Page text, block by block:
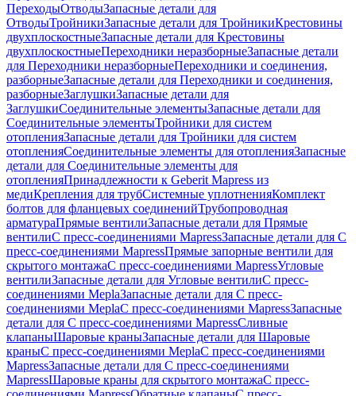
ПереходыОтводыЗапасные детали для
ОтводыТройникиЗапасные детали для ТройникиКрестовины
двухплоскостныеЗапасные детали для Крестовины
двухплоскостныеПереходники неразборныеЗапасные детали
для Переходники неразборныеПереходники и соединения,
разборныеЗапасные детали для Переходники и соединения,
разборныеЗаглушкиЗапасные детали для
ЗаглушкиСоединительные элементыЗапасные детали для
Соединительные элементыТройники для систем
отопленияЗапасные детали для Тройники для систем
отопленияСоединительные элементы для отопленияЗапасные
детали для Соединительные элементы для
отопленияПринадлежности к Geberit Mapress из
медиКрепления для трубСистемные уплотненияКомплект
болтов для фланцевых соединенийТрубопроводная
арматураПрямые вентилиЗапасные детали для Прямые
вентилиС пресс-соединениями MapressЗапасные детали для С
пресс-соединениями MapressПрямые запорные вентили для
скрытого монтажаС пресс-соединениями MapressУгловые
вентилиЗапасные детали для Угловые вентилиС пресс-
соединениями MeplaЗапасные детали для С пресс-
соединениями MeplaС пресс-соединениями MapressЗапасные
детали для С пресс-соединениями MapressСливные
клапаныШаровые краныЗапасные детали для Шаровые
краныС пресс-соединениями MeplaС пресс-соединениями
MapressЗапасные детали для С пресс-соединениями
MapressШаровые краны для скрытого монтажаС пресс-